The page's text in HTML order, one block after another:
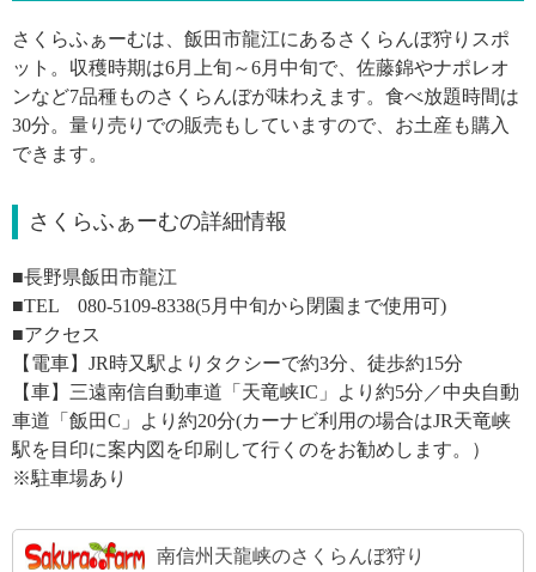
さくらふぁーむは、飯田市龍江にあるさくらんぼ狩りスポ
ット。収穫時期は6月上旬～6月中旬で、佐藤錦やナポレオ
ンなど7品種ものさくらんぼが味わえます。食べ放題時間は
30分。量り売りでの販売もしていますので、お土産も購入
できます。
さくらふぁーむの詳細情報
■長野県飯田市龍江
■TEL 080-5109-8338(5月中旬から閉園まで使用可)
■アクセス
【電車】JR時又駅よりタクシーで約3分、徒歩約15分
【車】 三遠南信自動車道「天竜峡IC」より約5分／中央自動
車道「飯田C」より約20分(カーナビ利用の場合はJR天竜峡
駅を目印に案内図を印刷して行くのをお勧めします。）
※駐車場あり
南信州天龍峡のさくらんぼ狩り